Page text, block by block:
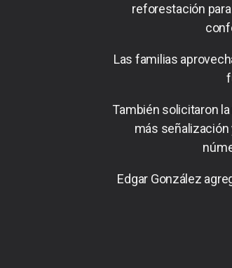
reforestación
Las familias
También solicitaron
más señalización
Edgar González